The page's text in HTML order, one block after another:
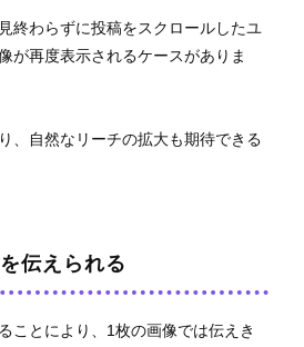
終わらずに投稿をスクロールしたユ
が再度表示されるケースがありま
、自然なリーチの拡大も期待できる
伝えられる
ことにより、1枚の画像では伝えき